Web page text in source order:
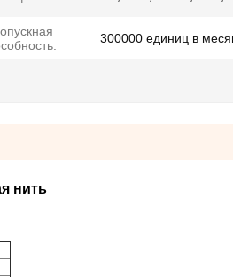
300000 единиц в
нить